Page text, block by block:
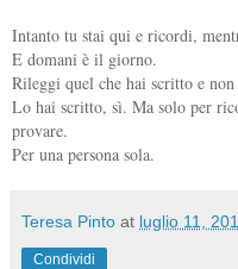
Intanto tu stai qui e ricordi,
E domani è il giorno.
Rileggi quel che hai scritto e
Lo hai scritto, sì. Ma solo per
provare.
Per una persona sola.
Teresa Pinto at luglio 11,
Condividi